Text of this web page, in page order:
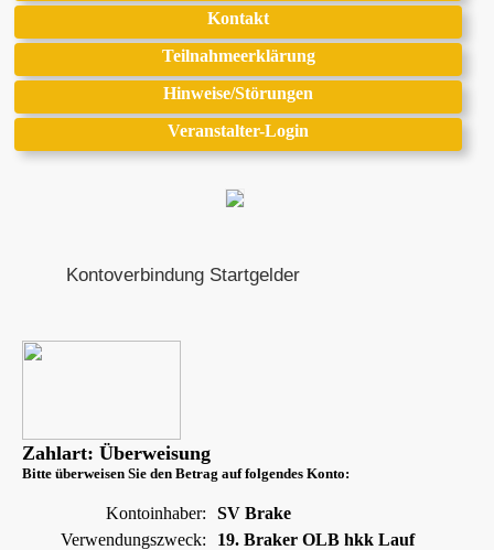
Kontakt
Teilnahmeerklärung
Hinweise/Störungen
Veranstalter-Login
Kontoverbindung Startgelder
Zahlart: Überweisung
Bitte überweisen Sie den Betrag auf folgendes Konto:
Kontoinhaber:
SV Brake
Verwendungszweck:
19. Braker OLB hkk Lauf